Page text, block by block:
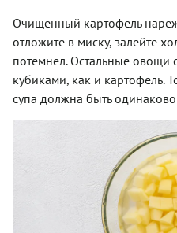
Очищенный картофель
отложите в миску, залейте
потемнел. Остальные овощи
кубиками, как и картофель.
супа должна быть